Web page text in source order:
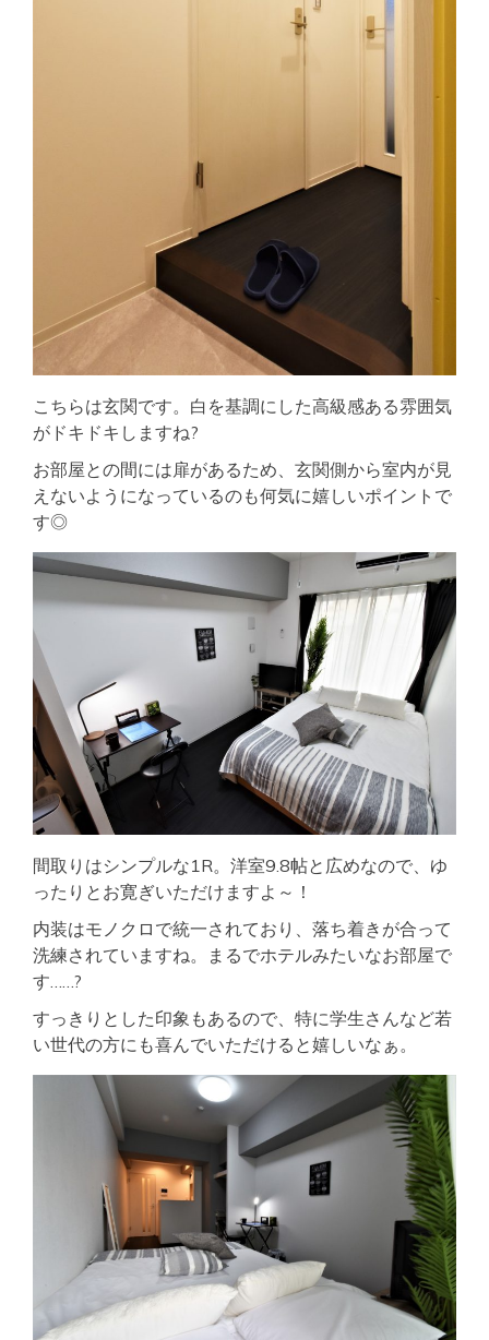
こちらは玄関です。白を基調にした高級感ある雰囲気
がドキドキしますね?
お部屋との間には扉があるため、玄関側から室内が見
えないようになっているのも何気に嬉しいポイントで
す◎
間取りはシンプルな1R。洋室9.8帖と広めなので、ゆ
ったりとお寛ぎいただけますよ～！
内装はモノクロで統一されており、落ち着きが合って
洗練されていますね。まるでホテルみたいなお部屋で
す……?
すっきりとした印象もあるので、特に学生さんなど若
い世代の方にも喜んでいただけると嬉しいなぁ。